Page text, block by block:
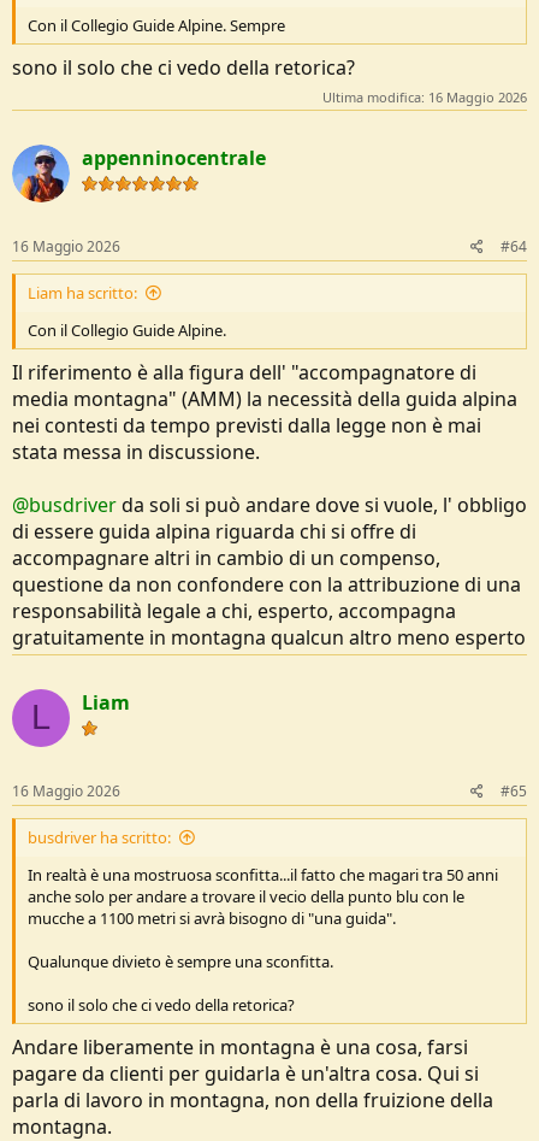
Con il Collegio Guide Alpine. Sempre
sono il solo che ci vedo della retorica?
Ultima modifica: 16 Maggio 2026
appenninocentrale
16 Maggio 2026 #64
Liam ha scritto:
Con il Collegio Guide Alpine.
Il riferimento è alla figura dell' "accompagnatore di
media montagna" (AMM) la necessità della guida alpina
nei contesti da tempo previsti dalla legge non è mai
stata messa in discussione.
@busdriverda soli si può andare dove si vuole, l' obbligo
di essere guida alpina riguarda chi si offre di
accompagnare altri in cambio di un compenso,
questione da non confondere con la attribuzione di una
responsabilità legale a chi, esperto, accompagna
gratuitamente in montagna qualcun altro meno esperto
L Liam
16 Maggio 2026 #65
busdriver ha scritto:
In realtà è una mostruosa sconfitta...il fatto che magari tra 50 anni
anche solo per andare a trovare il vecio della punto blu con le
mucche a 1100 metri si avrà bisogno di "una guida".
Qualunque divieto è sempre una sconfitta.
sono il solo che ci vedo della retorica?
Andare liberamente in montagna è una cosa, farsi
pagare da clienti per guidarla è un'altra cosa. Qui si
parla di lavoro in montagna, non della fruizione della
montagna.